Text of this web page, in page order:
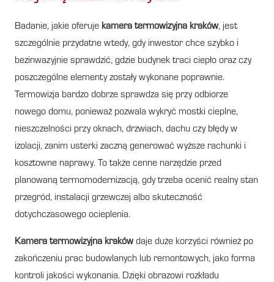
Badanie, jakie oferuje kamera termowizyjna kraków, jest
szczególnie przydatne wtedy, gdy inwestor chce szybko i
bezinwazyjnie sprawdzić, gdzie budynek traci ciepło oraz czy
poszczególne elementy zostały wykonane poprawnie.
Termowizja bardzo dobrze sprawdza się przy odbiorze
nowego domu, ponieważ pozwala wykryć mostki cieplne,
nieszczelności przy oknach, drzwiach, dachu czy błędy w
izolacji, zanim usterki zaczną generować wyższe rachunki i
kosztowne naprawy. To także cenne narzędzie przed
planowaną termomodernizacją, gdy trzeba ocenić realny stan
przegród, instalacji grzewczej albo skuteczność
dotychczasowego ocieplenia.
Kamera termowizyjna krakówdaje duże korzyści również po
zakończeniu prac budowlanych lub remontowych, jako forma
kontroli jakości wykonania. Dzięki obrazowi rozkładu